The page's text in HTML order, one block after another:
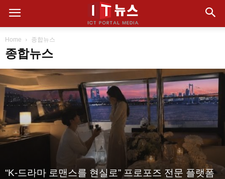
Home 종합뉴스
종합뉴스
“K-드라마 로맨스를 현실로” 프로포즈 전문 플랫폼